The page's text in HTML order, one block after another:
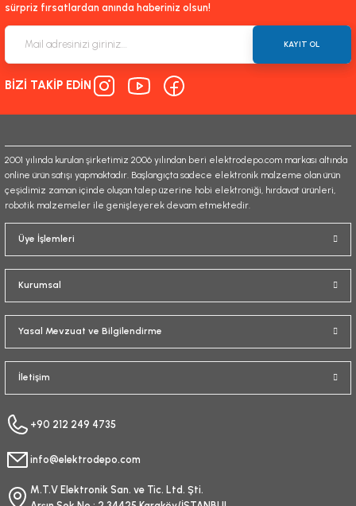
Ürün açıklamasında eksik bilgiler bulunuyor.
Ürün bilgilerinde hatalar bulunuyor.
Ürün fiyatı diğer sitelerden daha pahalı.
Gönder
sürpriz fırsatlardan anında haberiniz olsun!
KAYIT OL
BİZİ TAKİP EDİN
2001 yılında kurulan şirketimiz 2006 yılından beri elektrodepo.com markası altında
online ürün satışı yapmaktadır. Başlangıçta sadece elektronik malzeme olan ürün
çeşidimiz zaman içinde oluşan talep üzerine hobi elektroniği, hırdavat ürünleri,
robotik malzemeler ile genişleyerek devam etmektedir.
Üye İşlemleri
Kurumsal
Yasal Mevzuat ve Bilgilendirme
İletişim
+90 212 249 4735
info@elektrodepo.com
M.T.V Elektronik San. ve Tic. Ltd. Şti.